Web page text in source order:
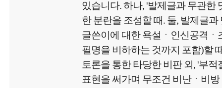
있습니다. 하나, '발제글과 무관한
한 분란을 조성할 때. 둘, 발제글
글쓴이에 대한 욕설ㆍ인신공격ㆍ
필명을 비하하는 것까지 포함)할
토론을 통한 타당한 비판 외, '부
표현을 써가며 무조건 비난ㆍ비